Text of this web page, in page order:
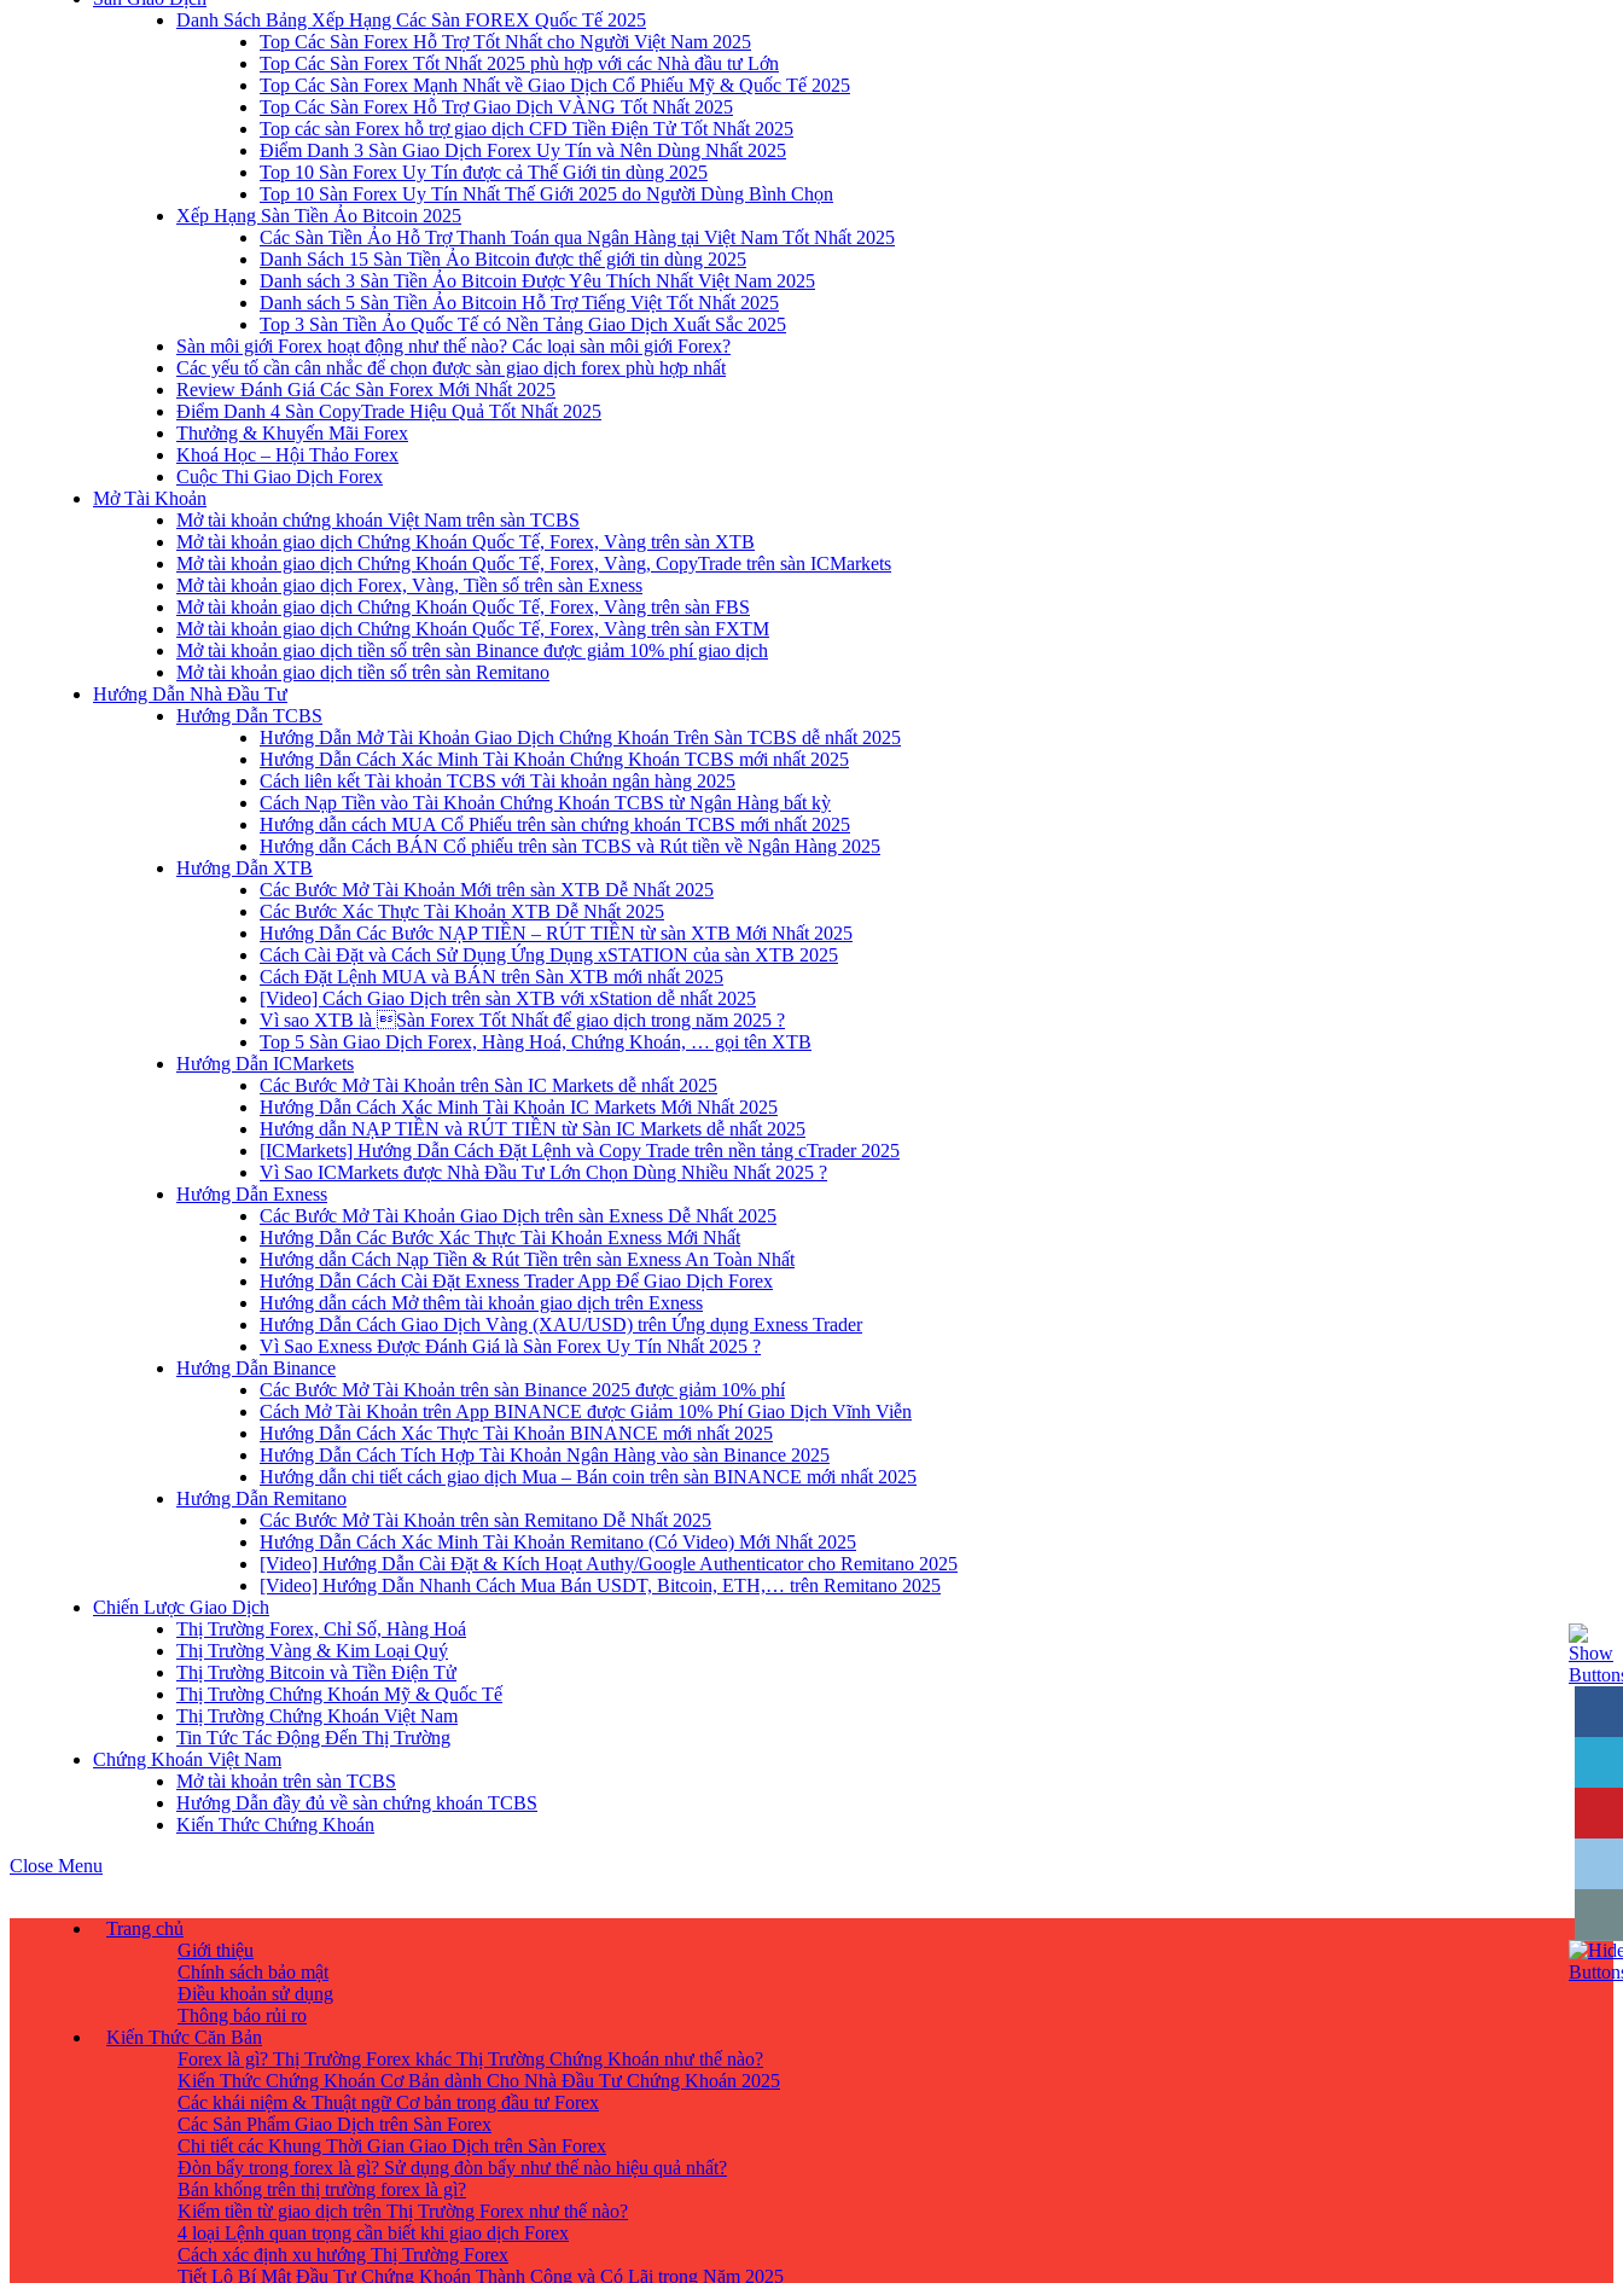
Danh Sách Bảng Xếp Hạng Các Sàn FOREX Quốc Tế 2025
Top Các Sàn Forex Hỗ Trợ Tốt Nhất cho Người Việt Nam 2025
Top Các Sàn Forex Tốt Nhất 2025 phù hợp với các Nhà đầu tư Lớn
Top Các Sàn Forex Mạnh Nhất về Giao Dịch Cổ Phiếu Mỹ & Quốc Tế 2025
Top Các Sàn Forex Hỗ Trợ Giao Dịch VÀNG Tốt Nhất 2025
Top các sàn Forex hỗ trợ giao dịch CFD Tiền Điện Tử Tốt Nhất 2025
Điểm Danh 3 Sàn Giao Dịch Forex Uy Tín và Nên Dùng Nhất 2025
Top 10 Sàn Forex Uy Tín được cả Thế Giới tin dùng 2025
Top 10 Sàn Forex Uy Tín Nhất Thế Giới 2025 do Người Dùng Bình Chọn
Xếp Hạng Sàn Tiền Ảo Bitcoin 2025
Các Sàn Tiền Ảo Hỗ Trợ Thanh Toán qua Ngân Hàng tại Việt Nam Tốt Nhất 2025
Danh Sách 15 Sàn Tiền Ảo Bitcoin được thế giới tin dùng 2025
Danh sách 3 Sàn Tiền Ảo Bitcoin Được Yêu Thích Nhất Việt Nam 2025
Danh sách 5 Sàn Tiền Ảo Bitcoin Hỗ Trợ Tiếng Việt Tốt Nhất 2025
Top 3 Sàn Tiền Ảo Quốc Tế có Nền Tảng Giao Dịch Xuất Sắc 2025
Sàn môi giới Forex hoạt động như thế nào? Các loại sàn môi giới Forex?
Các yếu tố cần cân nhắc để chọn được sàn giao dịch forex phù hợp nhất
Review Đánh Giá Các Sàn Forex Mới Nhất 2025
Điểm Danh 4 Sàn CopyTrade Hiệu Quả Tốt Nhất 2025
Thưởng & Khuyến Mãi Forex
Khoá Học – Hội Thảo Forex
Cuộc Thi Giao Dịch Forex
Mở Tài Khoản
Mở tài khoản chứng khoán Việt Nam trên sàn TCBS
Mở tài khoản giao dịch Chứng Khoán Quốc Tế, Forex, Vàng trên sàn XTB
Mở tài khoản giao dịch Chứng Khoán Quốc Tế, Forex, Vàng, CopyTrade trên sàn ICMarkets
Mở tài khoản giao dịch Forex, Vàng, Tiền số trên sàn Exness
Mở tài khoản giao dịch Chứng Khoán Quốc Tế, Forex, Vàng trên sàn FBS
Mở tài khoản giao dịch Chứng Khoán Quốc Tế, Forex, Vàng trên sàn FXTM
Mở tài khoản giao dịch tiền số trên sàn Binance được giảm 10% phí giao dịch
Mở tài khoản giao dịch tiền số trên sàn Remitano
Hướng Dẫn Nhà Đầu Tư
Hướng Dẫn TCBS
Hướng Dẫn Mở Tài Khoản Giao Dịch Chứng Khoán Trên Sàn TCBS dễ nhất 2025
Hướng Dẫn Cách Xác Minh Tài Khoản Chứng Khoán TCBS mới nhất 2025
Cách liên kết Tài khoản TCBS với Tài khoản ngân hàng 2025
Cách Nạp Tiền vào Tài Khoản Chứng Khoán TCBS từ Ngân Hàng bất kỳ
Hướng dẫn cách MUA Cổ Phiếu trên sàn chứng khoán TCBS mới nhất 2025
Hướng dẫn Cách BÁN Cổ phiếu trên sàn TCBS và Rút tiền về Ngân Hàng 2025
Hướng Dẫn XTB
Các Bước Mở Tài Khoản Mới trên sàn XTB Dễ Nhất 2025
Các Bước Xác Thực Tài Khoản XTB Dễ Nhất 2025
Hướng Dẫn Các Bước NẠP TIỀN – RÚT TIỀN từ sàn XTB Mới Nhất 2025
Cách Cài Đặt và Cách Sử Dụng Ứng Dụng xSTATION của sàn XTB 2025
Cách Đặt Lệnh MUA và BÁN trên Sàn XTB mới nhất 2025
[Video] Cách Giao Dịch trên sàn XTB với xStation dễ nhất 2025
Vì sao XTB là Sàn Forex Tốt Nhất để giao dịch trong năm 2025 ?
Top 5 Sàn Giao Dịch Forex, Hàng Hoá, Chứng Khoán, … gọi tên XTB
Hướng Dẫn ICMarkets
Các Bước Mở Tài Khoản trên Sàn IC Markets dễ nhất 2025
Hướng Dẫn Cách Xác Minh Tài Khoản IC Markets Mới Nhất 2025
Hướng dẫn NẠP TIỀN và RÚT TIỀN từ Sàn IC Markets dễ nhất 2025
[ICMarkets] Hướng Dẫn Cách Đặt Lệnh và Copy Trade trên nền tảng cTrader 2025
Vì Sao ICMarkets được Nhà Đầu Tư Lớn Chọn Dùng Nhiều Nhất 2025 ?
Hướng Dẫn Exness
Các Bước Mở Tài Khoản Giao Dịch trên sàn Exness Dễ Nhất 2025
Hướng Dẫn Các Bước Xác Thực Tài Khoản Exness Mới Nhất
Hướng dẫn Cách Nạp Tiền & Rút Tiền trên sàn Exness An Toàn Nhất
Hướng Dẫn Cách Cài Đặt Exness Trader App Để Giao Dịch Forex
Hướng dẫn cách Mở thêm tài khoản giao dịch trên Exness
Hướng Dẫn Cách Giao Dịch Vàng (XAU/USD) trên Ứng dụng Exness Trader
Vì Sao Exness Được Đánh Giá là Sàn Forex Uy Tín Nhất 2025 ?
Hướng Dẫn Binance
Các Bước Mở Tài Khoản trên sàn Binance 2025 được giảm 10% phí
Cách Mở Tài Khoản trên App BINANCE được Giảm 10% Phí Giao Dịch Vĩnh Viễn
Hướng Dẫn Cách Xác Thực Tài Khoản BINANCE mới nhất 2025
Hướng Dẫn Cách Tích Hợp Tài Khoản Ngân Hàng vào sàn Binance 2025
Hướng dẫn chi tiết cách giao dịch Mua – Bán coin trên sàn BINANCE mới nhất 2025
Hướng Dẫn Remitano
Các Bước Mở Tài Khoản trên sàn Remitano Dễ Nhất 2025
Hướng Dẫn Cách Xác Minh Tài Khoản Remitano (Có Video) Mới Nhất 2025
[Video] Hướng Dẫn Cài Đặt & Kích Hoạt Authy/Google Authenticator cho Remitano 2025
[Video] Hướng Dẫn Nhanh Cách Mua Bán USDT, Bitcoin, ETH,… trên Remitano 2025
Chiến Lược Giao Dịch
Thị Trường Forex, Chỉ Số, Hàng Hoá
Thị Trường Vàng & Kim Loại Quý
Thị Trường Bitcoin và Tiền Điện Tử
Thị Trường Chứng Khoán Mỹ & Quốc Tế
Thị Trường Chứng Khoán Việt Nam
Tin Tức Tác Động Đến Thị Trường
Chứng Khoán Việt Nam
Mở tài khoản trên sàn TCBS
Hướng Dẫn đầy đủ về sàn chứng khoán TCBS
Kiến Thức Chứng Khoán
Close Menu
Trang chủ
Giới thiệu
Chính sách bảo mật
Điều khoản sử dụng
Thông báo rủi ro
Kiến Thức Căn Bản
Forex là gì? Thị Trường Forex khác Thị Trường Chứng Khoán như thế nào?
Kiến Thức Chứng Khoán Cơ Bản dành Cho Nhà Đầu Tư Chứng Khoán 2025
Các khái niệm & Thuật ngữ Cơ bản trong đầu tư Forex
Các Sản Phẩm Giao Dịch trên Sàn Forex
Chi tiết các Khung Thời Gian Giao Dịch trên Sàn Forex
Đòn bẩy trong forex là gì? Sử dụng đòn bẩy như thế nào hiệu quả nhất?
Bán khống trên thị trường forex là gì?
Kiếm tiền từ giao dịch trên Thị Trường Forex như thế nào?
4 loại Lệnh quan trọng cần biết khi giao dịch Forex
Cách xác định xu hướng Thị Trường Forex
Tiết Lộ Bí Mật Đầu Tư Chứng Khoán Thành Công và Có Lãi trong Năm 2025